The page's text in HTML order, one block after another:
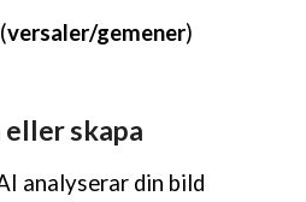
versaler/gemener)
eller skapa
analyserar din bild